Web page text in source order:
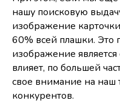
нашу поисковую
изображение
60% всей плашки. Это
изображение
влияет, по большей
свое внимание на наш
конкурентов.